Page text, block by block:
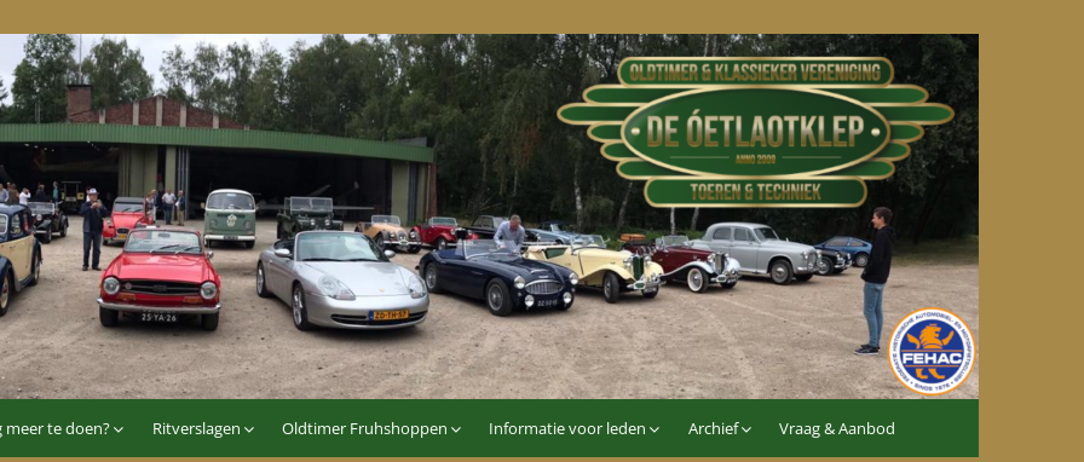
meer te doen? Ritverslagen Oldtimer Fruhshoppen Informatie voor leden Archief Vraag & Aanbod